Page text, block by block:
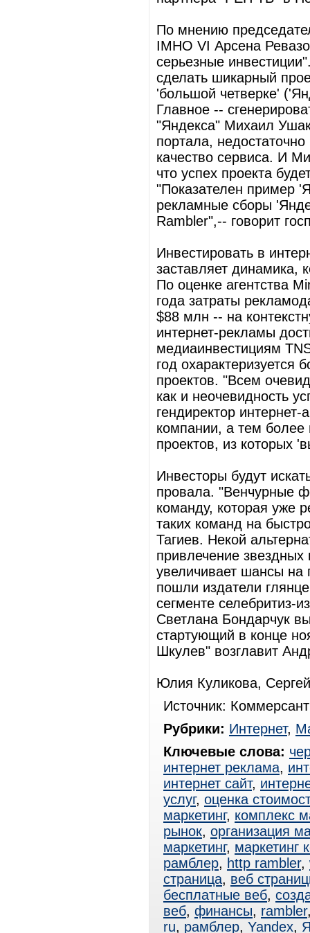
По мнению
IMHO VI Арсена
серьезные
сделать шикарный
'большой четверке'
Главное --
"Яндекса" Михаил
портала,
качество сервиса. И
что успех проекта
"Показателен пример
рекламные сборы
Rambler",-- говорит
Инвестировать в
заставляет динамика,
По оценке агентства
года затраты
$88 млн -- на
интернет-рекламы
медиаинвестициям
год охарактеризуется
проектов. "Всем
как и неочевидность
гендиректор
компании, а тем более
проектов, из которых
Инвесторы будут
провала. "Венчурные
команду, которая уже
таких команд на
Тагиев. Некой
привлечение звездных
увеличивает шансы на
пошли издатели
сегменте селебритиз-
Светлана Бондарчук
стартующий в конце
Шкулев" возглавит
Юлия Куликова,
Источник:
Рубрики: Интернет,
Ключевые слова:
интернет реклама,
интернет сайт,
услуг, оценка
маркетинг, комплекс
рынок, организация
маркетинг, маркетинг
рамблер, http rambler,
страница, веб
бесплатные веб,
веб, финансы, rambler
ru, рамблер, Yandex,